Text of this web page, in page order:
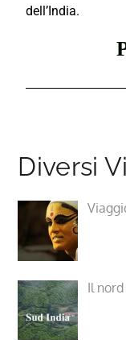
dell’India.
Diversi
Il